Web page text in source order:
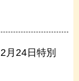
月24日特別